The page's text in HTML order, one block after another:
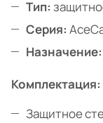
Тип:
Серия:
Назначение:
Комплектация:
Защитное